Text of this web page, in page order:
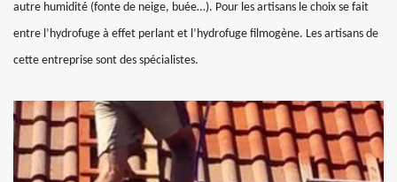
autre humidité (fonte de neige, buée…). Pour les artisans le choix se fait
entre l’hydrofuge à effet perlant et l’hydrofuge filmogène. Les artisans de
cette entreprise sont des spécialistes.